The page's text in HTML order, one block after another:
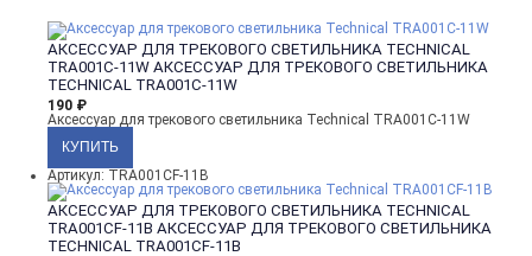
АКСЕССУАР ДЛЯ ТРЕКОВОГО СВЕТИЛЬНИКА TECHNICAL
TRA001C-11W АКСЕССУАР ДЛЯ ТРЕКОВОГО СВЕТИЛЬНИКА
TECHNICAL TRA001C-11W
190 ₽
Аксессуар для трекового светильника Technical TRA001C-11W
Артикул: TRA001CF-11B
АКСЕССУАР ДЛЯ ТРЕКОВОГО СВЕТИЛЬНИКА TECHNICAL
TRA001CF-11B АКСЕССУАР ДЛЯ ТРЕКОВОГО СВЕТИЛЬНИКА
TECHNICAL TRA001CF-11B